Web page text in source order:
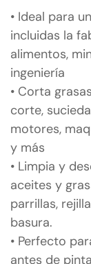
• Ideal para
incluidas la
alimentos,
ingeniería
• Corta
corte,
motores,
y más
• Limpia y
aceites y
parrillas,
basura.
• Perfecto
antes de